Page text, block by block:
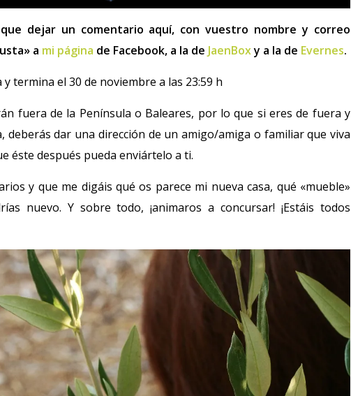
dejar un comentario aquí, con vuestro nombre y correo
a mi página de Facebook, a la de JaenBoxy a la de Evernes.
termina el 30 de noviembre a las 23:59 h
fuera de la Península o Baleares, por lo que si eres de fuera y
deberás dar una dirección de un amigo/amiga o familiar que viva
éste después pueda enviártelo a ti.
y que me digáis qué os parece mi nueva casa, qué «mueble»
nuevo. Y sobre todo, ¡animaros a concursar! ¡Estáis todos